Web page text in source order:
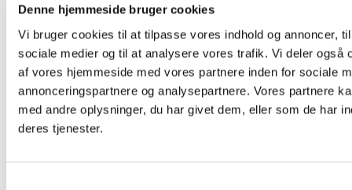
Denne hjemmeside bruger cookies
Vi bruger cookies til at tilpasse vores indhold og annoncer,
sociale medier og til at analysere vores trafik. Vi deler også
af vores hjemmeside med vores partnere inden for sociale
annonceringspartnere og analysepartnere. Vores partnere
med andre oplysninger, du har givet dem, eller som de har
deres tjenester.
Manucurist
Fairy
antal
Næste produkt